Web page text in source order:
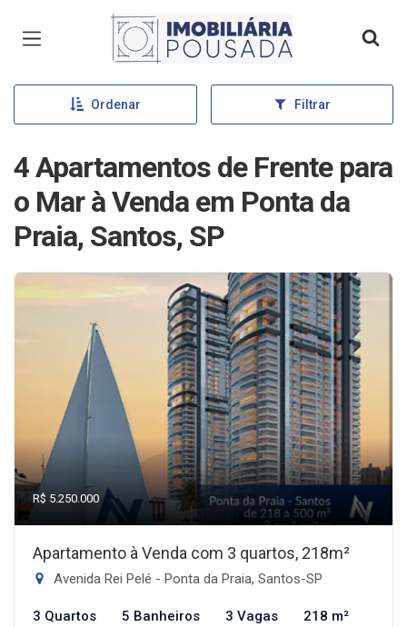
Página inicial
Ordenar Filtrar
4 Apartamentos de Frente para
o Mar à Venda em Ponta da
Praia, Santos, SP
R$ 5.250.000
Apartamento à Venda com 3 quartos, 218m²
Avenida Rei Pelé - Ponta da Praia, Santos-SP
3 Quartos 5 Banheiros 3 Vagas 218 m²